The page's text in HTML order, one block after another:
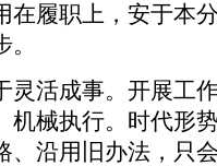
在履职上，安于本
活成事。开展工
机械执行。时代形
、沿用旧办法，只